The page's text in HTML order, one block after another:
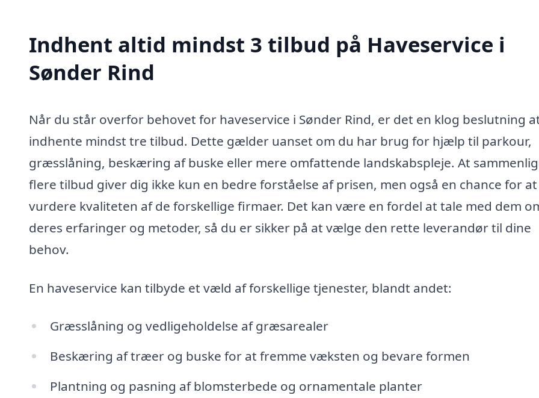
Indhent altid mindst 3 tilbud på Haveservice i
Sønder Rind
Når du står overfor behovet for haveservice i Sønder Rind, er det en klog beslutning
indhente mindst tre tilbud. Dette gælder uanset om du har brug for hjælp til parkour,
græsslåning, beskæring af buske eller mere omfattende landskabspleje. At
flere tilbud giver dig ikke kun en bedre forståelse af prisen, men også en chance for at
vurdere kvaliteten af de forskellige firmaer. Det kan være en fordel at tale med dem
deres erfaringer og metoder, så du er sikker på at vælge den rette leverandør til dine
behov.
En haveservice kan tilbyde et væld af forskellige tjenester, blandt andet:
Græsslåning og vedligeholdelse af græsarealer
Beskæring af træer og buske for at fremme væksten og bevare formen
Plantning og pasning af blomsterbede og ornamentale planter